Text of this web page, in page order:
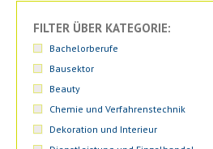
FILTER ÜBER KATEGORIE:
Bachelorberufe
Bausektor
Beauty
Chemie und Verfahrenstechnik
Dekoration und Interieur